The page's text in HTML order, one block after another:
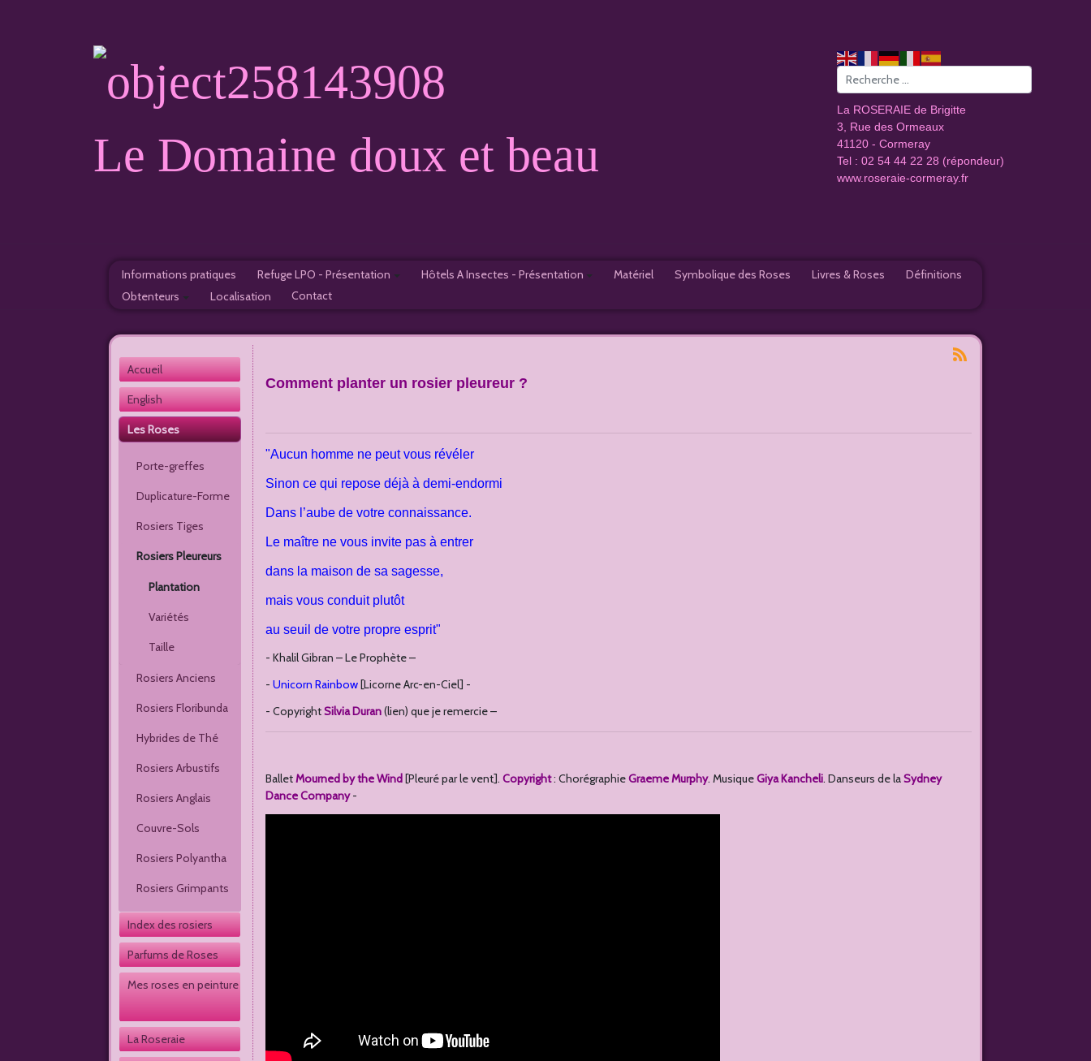
Le Domaine doux et beau
Valider
La ROSERAIE de Brigitte
3, Rue des Ormeaux
41120 - Cormeray
Tel : 02 54 44 22 28 (répondeur)
www.roseraie-cormeray.fr
Informations pratiques
Refuge LPO - Présentation
Nourrissage
Nichoirs
Hôtels A Insectes - Présentation
2e Hôtel à Insectes
Matériel Symbolique des Roses Livres & Roses
Définitions
Obtenteurs
A l'étranger
Localisation Contact
Comment planter un rosier pleureur ?
"Aucun homme ne peut vous révéler
Sinon ce qui repose déjà à demi-endormi
Dans l’aube de votre connaissance.
Le maître ne vous invite pas à entrer
dans la maison de sa sagesse,
mais vous conduit plutôt
au seuil de votre propre esprit"
- Khalil Gibran – Le Prophète –
-Unicorn Rainbow[Licorne Arc-en-Ciel] -
- CopyrightSilvia Duran(lien) que je remercie –
BalletMourned by the Wind[Pleuré par le vent].Copyright: ChorégraphieGraeme Murphy. MusiqueGiya Kancheli. Danseurs de laSydney
Dance Company-
Accueil
English
Les Roses
Porte-greffes
Duplicature-Forme
Rosiers Tiges
Rosiers Pleureurs
Plantation
Variétés
Taille
Rosiers Anciens
Rosiers Floribunda
Hybrides de Thé
Rosiers Arbustifs
Rosiers Anglais
Couvre-Sols
Rosiers Polyantha
Rosiers Grimpants
Index des rosiers
Parfums de Roses
Mes roses en peinture
La Roseraie